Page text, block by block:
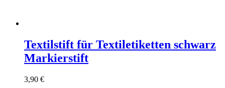
Textilstift für Textiletiketten schwarz
Markierstift
3,90 €